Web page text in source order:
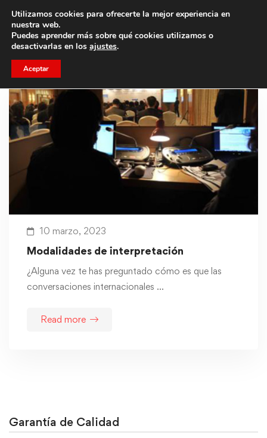
Trae a un amigo y llevaos un total de 75€ de descuento.
10 marzo, 2023
Modalidades de interpretación
¿Alguna vez te has preguntado cómo es que las
conversaciones internacionales …
Read more
Garantía de Calidad
Utilizamos cookies para ofrecerte la mejor experiencia en
nuestra web.
Puedes aprender más sobre qué cookies utilizamos o
desactivarlas en los ajustes.
Aceptar